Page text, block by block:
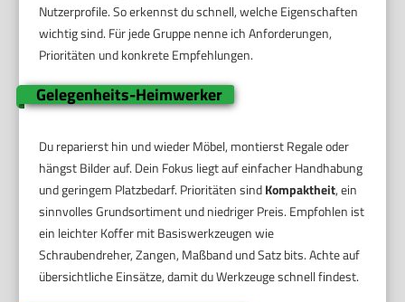
Nutzerprofile. So erkennst du schnell, welche Eigenschaften
wichtig sind. Für jede Gruppe nenne ich Anforderungen,
Prioritäten und konkrete Empfehlungen.
Gelegenheits-Heimwerker
Du reparierst hin und wieder Möbel, montierst Regale oder
hängst Bilder auf. Dein Fokus liegt auf einfacher Handhabung
und geringem Platzbedarf. Prioritäten sindKompaktheit, ein
sinnvolles Grundsortiment und niedriger Preis. Empfohlen ist
ein leichter Koffer mit Basiswerkzeugen wie
Schraubendreher, Zangen, Maßband und Satz bits. Achte auf
übersichtliche Einsätze, damit du Werkzeuge schnell findest.